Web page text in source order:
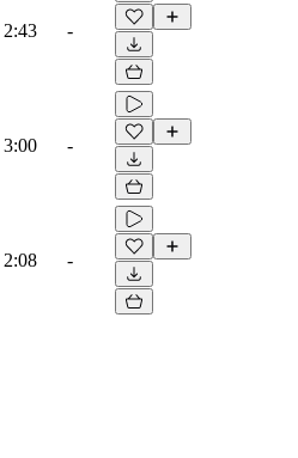
2:43 -
3:00 -
2:08 -